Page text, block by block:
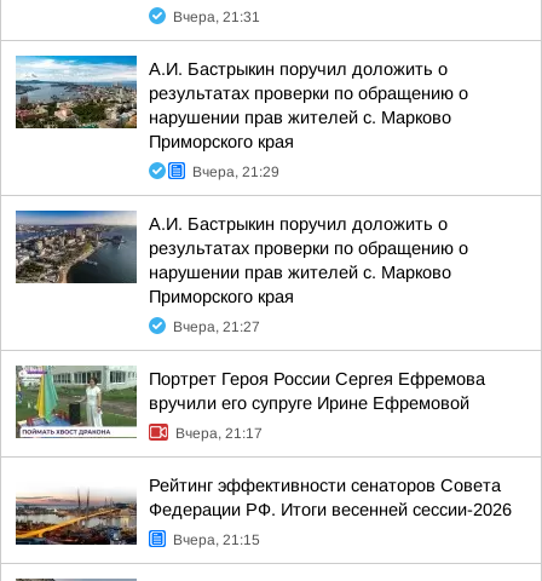
Вчера, 21:31
А.И. Бастрыкин поручил доложить о
результатах проверки по обращению о
нарушении прав жителей с. Марково
Приморского края
Вчера, 21:29
А.И. Бастрыкин поручил доложить о
результатах проверки по обращению о
нарушении прав жителей с. Марково
Приморского края
Вчера, 21:27
Портрет Героя России Сергея Ефремова
вручили его супруге Ирине Ефремовой
Вчера, 21:17
Рейтинг эффективности сенаторов Совета
Федерации РФ. Итоги весенней сессии-2026
Вчера, 21:15